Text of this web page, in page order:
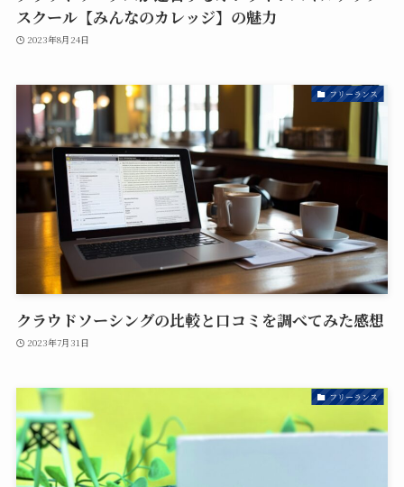
スクール【みんなのカレッジ】の魅力
2023年8月24日
フリーランス
クラウドソーシングの比較と口コミを調べてみた感想
2023年7月31日
フリーランス